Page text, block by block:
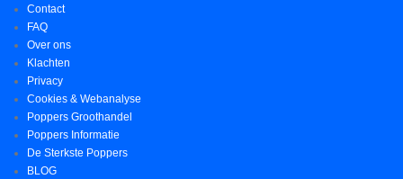
Contact
FAQ
Over ons
Klachten
Privacy
Cookies & Webanalyse
Poppers Groothandel
Poppers Informatie
De Sterkste Poppers
BLOG